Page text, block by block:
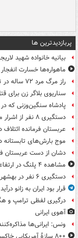
پربازدیدترین ها
بیانیه خانواده شهید
ماهواره‌ها خسارت
راز مرگ مرد ۷۲ ساله در تهرانپارس فاش شد
سناریوی بلاگر زن
پادشاه سنگین‌وزنی که
دستگیری ۸ نفر از اشرار مسلح شاخص و مرتبطین گروهک های تروریستی
عربستان فرمانده
موج بارش‌های تابستانه در راه
دشان از دست عربستان
مشاهده ۴ پلنگ در ارتفاعات میناب
دستگیری ۶ نفر در بهشهر به اتهام تشویش اذهان عمومی
قرار بود ایران به زانو
درگیری لفظی ترامپ و
آهوی ایرانی
ونس: ایرانی‌ها
۸۰۰ سازۀ آمریکایی خاکستر شد